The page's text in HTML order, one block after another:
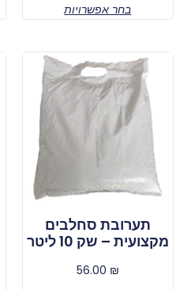
בחר אפשרויות
תערובת סחלבים
מקצועית – שק 10 ליטר
56.00 ₪